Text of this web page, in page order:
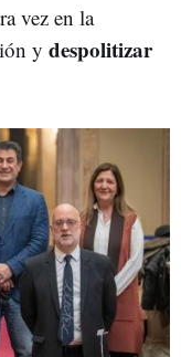
vez en la
y despolitizar